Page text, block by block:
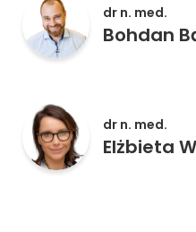
dr n. med.
Bohdan
dr n. med.
Elżbieta